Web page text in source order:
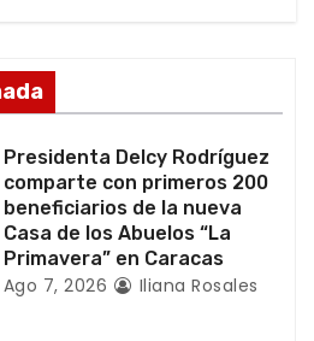
Presidenta Delcy Rodríguez
comparte con primeros 200
beneficiarios de la nueva
Casa de los Abuelos “La
Primavera” en Caracas
Ago 7, 2026 Iliana Rosales